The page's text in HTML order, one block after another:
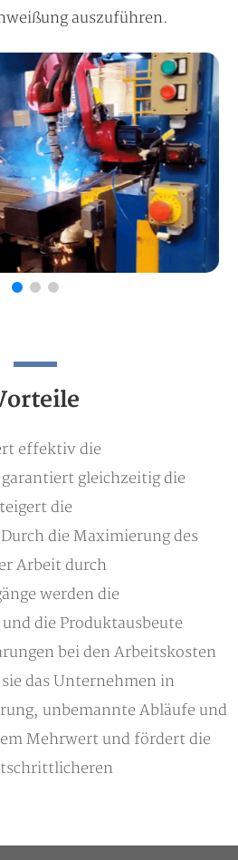
auszuführen.
effektiv die
gleichzeitig die
die
die Maximierung des
Arbeit durch
werden die
die Produktausbeute
bei den Arbeitskosten
das Unternehmen in
unbemannte Abläufe und
Mehrwert und fördert die